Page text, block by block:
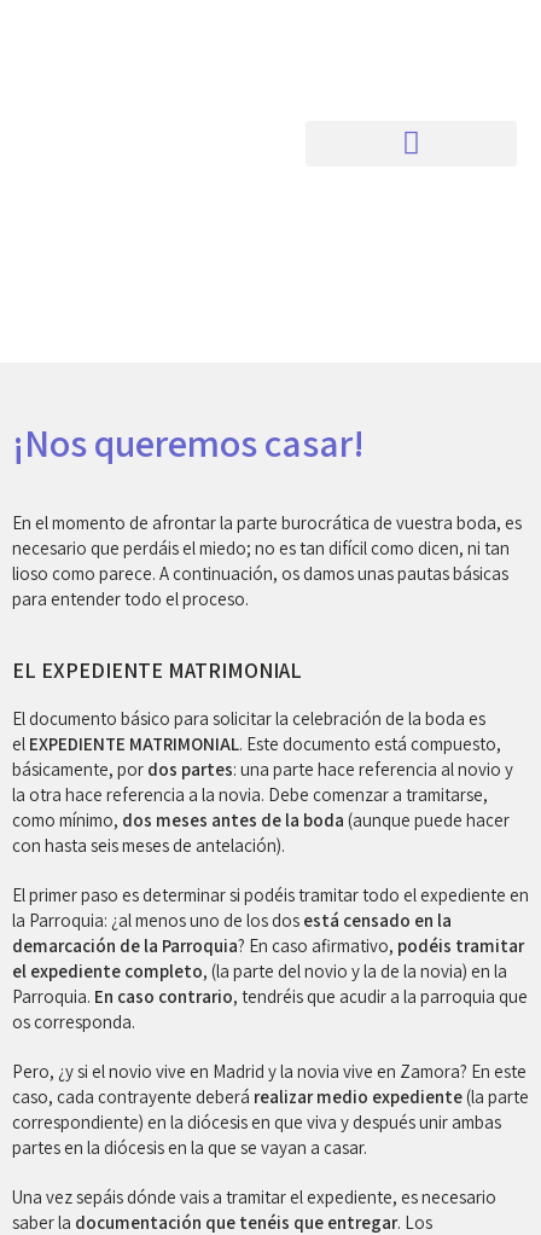
¡Nos queremos casar!
En el momento de afrontar la parte burocrática de vuestra boda, es
necesario que perdáis el miedo; no es tan difícil como dicen, ni tan
lioso como parece. A continuación, os damos unas pautas básicas
para entender todo el proceso.
EL EXPEDIENTE MATRIMONIAL
El documento básico para solicitar la celebración de la boda es
el EXPEDIENTE MATRIMONIAL. Este documento está compuesto,
básicamente, por dos partes: una parte hace referencia al novio y
la otra hace referencia a la novia. Debe comenzar a tramitarse,
como mínimo, dos meses antes de la boda (aunque puede hacer
con hasta seis meses de antelación).
El primer paso es determinar si podéis tramitar todo el expediente en
la Parroquia: ¿al menos uno de los dos está censado en la
demarcación de la Parroquia? En caso afirmativo, podéis tramitar
el expediente completo, (la parte del novio y la de la novia) en la
Parroquia. En caso contrario, tendréis que acudir a la parroquia que
os corresponda.
Pero, ¿y si el novio vive en Madrid y la novia vive en Zamora? En este
caso, cada contrayente deberá realizar medio expediente(la parte
correspondiente) en la diócesis en que viva y después unir ambas
partes en la diócesis en la que se vayan a casar.
Una vez sepáis dónde vais a tramitar el expediente, es necesario
saber la documentación que tenéis que entregar. Los